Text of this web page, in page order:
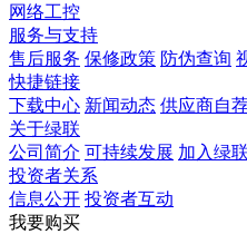
网络工控
服务与支持
售后服务 保修政策 防伪查询
快捷链接
下载中心 新闻动态 供应商自
关于绿联
公司简介 可持续发展 加入绿联
投资者关系
信息公开 投资者互动
我要购买